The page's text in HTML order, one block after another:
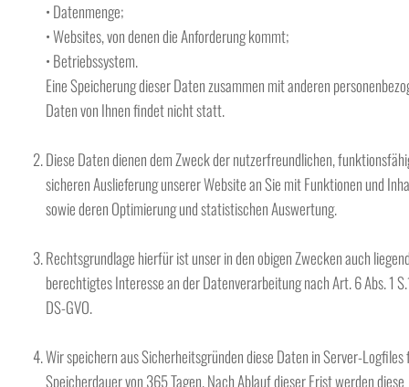
• Datenmenge;
• Websites, von denen die Anforderung kommt;
• Betriebssystem.
Eine Speicherung dieser Daten zusammen mit anderen
Daten von Ihnen findet nicht statt.
Diese Daten dienen dem Zweck der nutzerfreundlichen,
sicheren Auslieferung unserer Website an Sie mit Funktionen und
sowie deren Optimierung und statistischen Auswertung.
Rechtsgrundlage hierfür ist unser in den obigen Zwecken auch
berechtigtes Interesse an der Datenverarbeitung nach Art. 6 Abs. 1
DS-GVO.
Wir speichern aus Sicherheitsgründen diese Daten in Server-Logfiles
Speicherdauer von 365 Tagen. Nach Ablauf dieser Frist werden diese